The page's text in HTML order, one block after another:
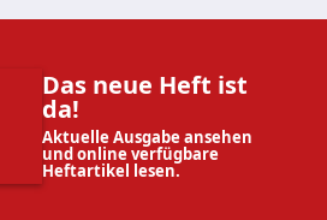
Das neue Heft ist
da!
Aktuelle Ausgabe ansehen
und online verfügbare
Heftartikel lesen.